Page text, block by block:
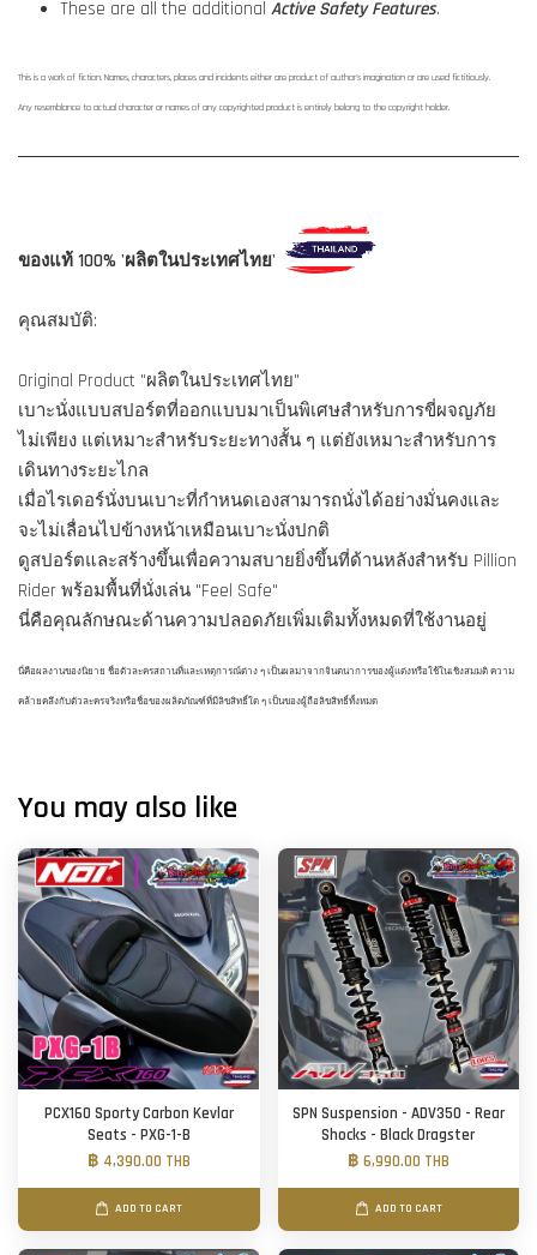
These are all the additional Active Safety Features.
This is a work of fiction. Names, characters, places and incidents either are product of author's imagination or are used fictitiously.
Any resemblance to actual character or names of any copyrighted product is entirely belong to the copyright holder.
ของแท้ 100% 'ผลิตในประเทศไทย'
คุณสมบัติ:
Original Product "ผลิตในประเทศไทย"
เบาะนั่งแบบสปอร์ตที่ออกแบบมาเป็นพิเศษสำหรับการขี่ผจญภัย
ไม่เพียง แต่เหมาะสำหรับระยะทางสั้น ๆ แต่ยังเหมาะสำหรับการ
เดินทางระยะไกล
เมื่อไรเดอร์นั่งบนเบาะที่กำหนดเองสามารถนั่งได้อย่างมั่นคงและ
จะไม่เลื่อนไปข้างหน้าเหมือนเบาะนั่งปกติ
ดูสปอร์ตและสร้างขึ้นเพื่อความสบายยิ่งขึ้นที่ด้านหลังสำหรับ Pillion
Rider พร้อมพื้นที่นั่งเล่น "Feel Safe"
นี่คือคุณลักษณะด้านความปลอดภัยเพิ่มเติมทั้งหมดที่ใช้งานอยู่
นี่คือผลงานของนิยาย ชื่อตัวละครสถานที่และเหตุการณ์ต่าง ๆ เป็นผลมาจากจินตนาการของผู้แต่งหรือใช้ในเชิงสมมติ ความ
คล้ายคลึงกับตัวละครจริงหรือชื่อของผลิตภัณฑ์ที่มีลิขสิทธิ์ใด ๆ เป็นของผู้ถือลิขสิทธิ์ทั้งหมด
You may also like
PCX160 Sporty Carbon Kevlar
Seats - PXG-1-B
฿ 4,390.00 THB
ADD TO CART
SPN Suspension - ADV350 - Rear
Shocks - Black Dragster
฿ 6,990.00 THB
ADD TO CART